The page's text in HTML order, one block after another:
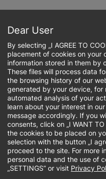
treści
Ścieżka
Sposób realizacji:
Cechy:
Od
Dear User
By selecting „I AGREE TO
placement of cookies on your
information stored in them by
These files will process data
the browsing history of our
generated by your device, for
automated analysis of your
learn about your interest in
message accordingly. If you
consents, click on „I WANT
the cookies to be placed on
selection with the button „I
proceed to the site. For more
personal data and the use of
„SETTINGS” or visit Privacy